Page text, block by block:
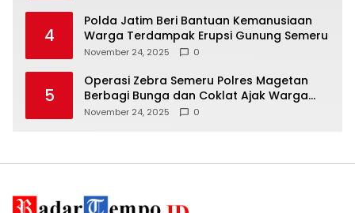
4
Polda Jatim Beri Bantuan Kemanusiaan
Warga Terdampak Erupsi Gunung Semeru
November 24, 2025 0
5
Operasi Zebra Semeru Polres Magetan
Berbagi Bunga dan Coklat Ajak Warga
Tertib Lalin
November 24, 2025 0